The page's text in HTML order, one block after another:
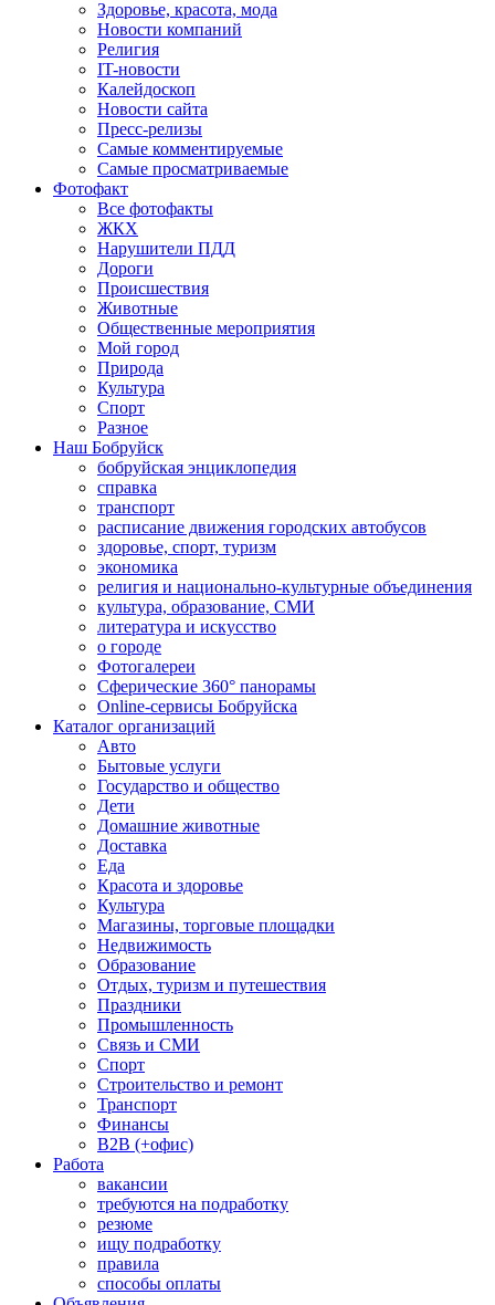
Здоровье, красота, мода
Новости компаний
Религия
IT-новости
Калейдоскоп
Новости сайта
Пресс-релизы
Самые комментируемые
Самые просматриваемые
Фотофакт
Все фотофакты
ЖКХ
Нарушители ПДД
Дороги
Происшествия
Животные
Общественные мероприятия
Мой город
Природа
Культура
Спорт
Разное
Наш Бобруйск
бобруйская энциклопедия
справка
транспорт
расписание движения городских автобусов
здоровье, спорт, туризм
экономика
религия и национально-культурные объединения
культура, образование, СМИ
литература и искусство
о городе
Фотогалереи
Сферические 360° панорамы
Online-сервисы Бобруйска
Каталог организаций
Авто
Бытовые услуги
Государство и общество
Дети
Домашние животные
Доставка
Еда
Красота и здоровье
Культура
Магазины, торговые площадки
Недвижимость
Образование
Отдых, туризм и путешествия
Праздники
Промышленность
Связь и СМИ
Спорт
Строительство и ремонт
Транспорт
Финансы
B2B (+офис)
Работа
вакансии
требуются на подработку
резюме
ищу подработку
правила
способы оплаты